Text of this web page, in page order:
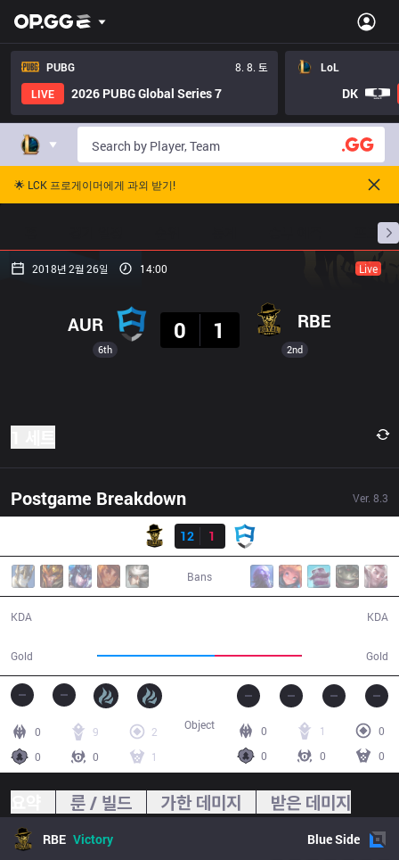
PUBG
8. 8. 토
LIVE
2026 PUBG Global Series 7
LoL
DK
🌟 LCK 프로게이머에게 과외 받기!
프로빌
2018년 2월 26일 14:00 Live
6th
AUR
0
1 RBE
2nd
Postgame Breakdown Ver. 8.3
12
1
Bans
KDA
Gold Gold
KDA
0 9
2
0
0 1
0 1
0
0
0 0
Object
룬 / 빌드 가한 데미지 받은 데미지
RBE Victory BlueSide